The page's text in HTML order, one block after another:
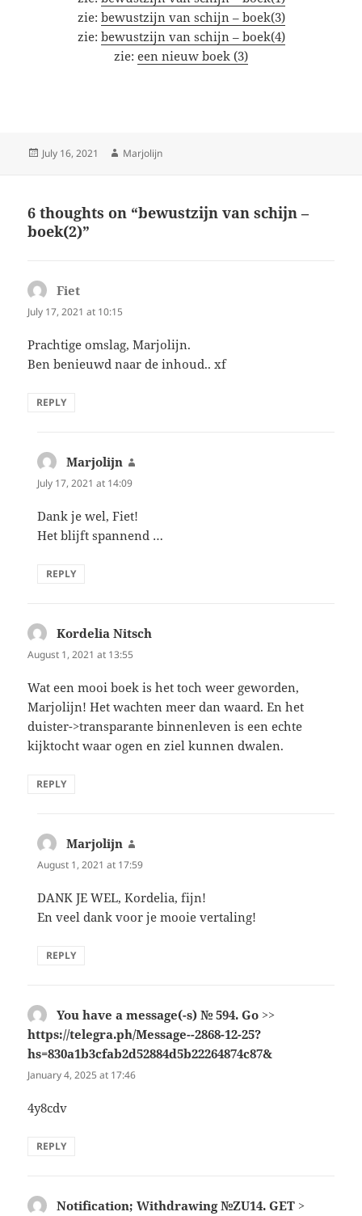
zie: bewustzijn van schijn – boek(3)
zie: bewustzijn van schijn – boek(4)
zie: een nieuw boek (3)
Posted
July 16, 2021 Author
Marjolijn
6 thoughts on “bewustzijn van schijn –
boek(2)”
Fiet
July 17, 2021 at 10:15
Prachtige omslag, Marjolijn.
Ben benieuwd naar de inhoud.. xf
REPLY
Marjolijn
July 17, 2021 at 14:09
Dank je wel, Fiet!
Het blijft spannend …
REPLY
Kordelia Nitsch
August 1, 2021 at 13:55
Wat een mooi boek is het toch weer geworden,
Marjolijn! Het wachten meer dan waard. En het
duister->transparante binnenleven is een echte
kijktocht waar ogen en ziel kunnen dwalen.
REPLY
Marjolijn
August 1, 2021 at 17:59
DANK JE WEL, Kordelia, fijn!
En veel dank voor je mooie vertaling!
REPLY
You have a message(-s) № 594. Go >>
https://telegra.ph/Message--2868-12-25?
hs=830a1b3cfab2d52884d5b22264874c87&
January 4, 2025 at 17:46
4y8cdv
REPLY
Notification; Withdrawing №ZU14. GET >